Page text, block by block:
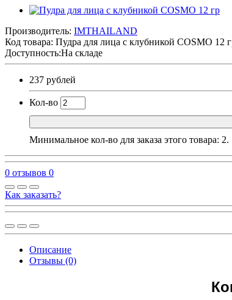
Производитель: IMTHAILAND
Код товара: Пудра для лица с клубникой COSMO 12
Доступность:На складе
237 рублей
Кол-во
Минимальное кол-во для заказа этого товара: 2.
0 отзывов 0
Как заказать?
Описание
Отзывы (0)